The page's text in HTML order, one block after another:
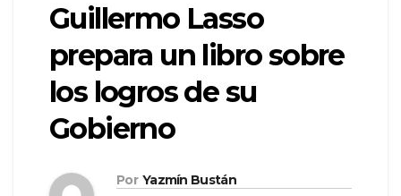
Guillermo Lasso
prepara un libro sobre
los logros de su
Gobierno
Por Yazmín Bustán